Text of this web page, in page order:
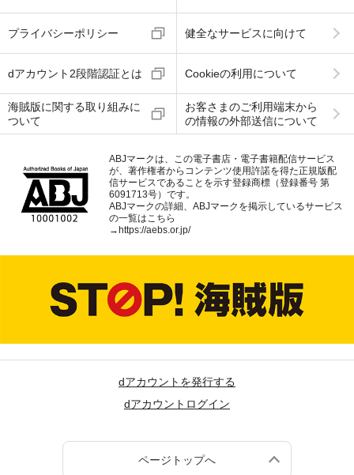
プライバシーポリシー 健全なサービスに向けて
dアカウント2段階認証とは Cookieの利用について
海賊版に関する取り組みに
ついて
お客さまのご利用端末から
の情報の外部送信について
ABJマークは、この電子書店・電子書籍配信サービス
が、著作権者からコンテンツ使用許諾を得た正規版配
信サービスであることを示す登録商標（登録番号 第
6091713号）です。
ABJマークの詳細、ABJマークを掲示しているサービス
の一覧はこちら
→https://aebs.or.jp/
dアカウントを発行する
dアカウントログイン
ページトップへ